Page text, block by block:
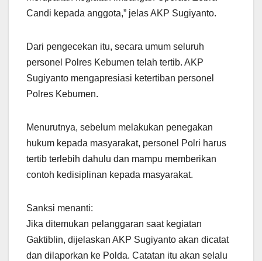
Candi kepada anggota,” jelas AKP Sugiyanto.
Dari pengecekan itu, secara umum seluruh
personel Polres Kebumen telah tertib. AKP
Sugiyanto mengapresiasi ketertiban personel
Polres Kebumen.
Menurutnya, sebelum melakukan penegakan
hukum kepada masyarakat, personel Polri harus
tertib terlebih dahulu dan mampu memberikan
contoh kedisiplinan kepada masyarakat.
Sanksi menanti:
Jika ditemukan pelanggaran saat kegiatan
Gaktiblin, dijelaskan AKP Sugiyanto akan dicatat
dan dilaporkan ke Polda. Catatan itu akan selalu